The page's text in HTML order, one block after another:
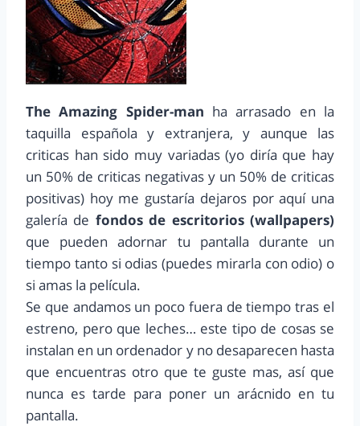
The Amazing Spider-man ha arrasado en la
taquilla española y extranjera, y aunque las
criticas han sido muy variadas (yo diría que hay
un 50% de criticas negativas y un 50% de criticas
positivas) hoy me gustaría dejaros por aquí una
galería de fondos de escritorios (wallpapers)
que pueden adornar tu pantalla durante un
tiempo tanto si odias (puedes mirarla con odio) o
si amas la película.
Se que andamos un poco fuera de tiempo tras el
estreno, pero que leches… este tipo de cosas se
instalan en un ordenador y no desaparecen hasta
que encuentras otro que te guste mas, así que
nunca es tarde para poner un arácnido en tu
pantalla.